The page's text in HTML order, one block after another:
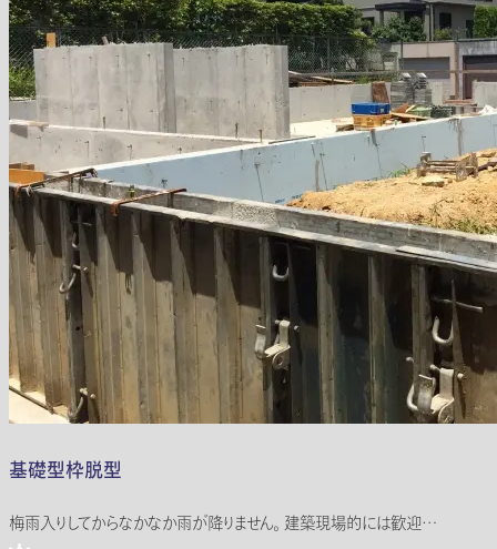
基礎型枠脱型
梅雨入りしてからなかなか雨が降りません。 建築現場的には歓迎…